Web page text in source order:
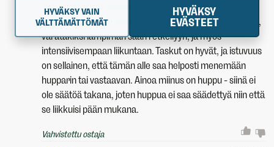
niinkään, mutta suojaa mielestäni sopivasti lyhyillä
kesäsateilla. Takki sopii mielestäni ulkoiluun kesäkeleillä,
varatakiksi lämpimän sään retkeilyyn, ja myös
intensiivisempaan liikuntaan. Taskut on hyvät, ja istuvuus
on sellainen, että tämän alle saa helposti menemään
hupparin tai vastaavan. Ainoa miinus on huppu - siinä ei
ole säätöä takana, joten huppua ei saa säädettyä niin että
se liikkuisi pään mukana.
Vahvistettu ostaja
HYVÄKSY
EVÄSTEET
HYVÄKSY VAIN
VÄLTTÄMÄTTÖMÄT